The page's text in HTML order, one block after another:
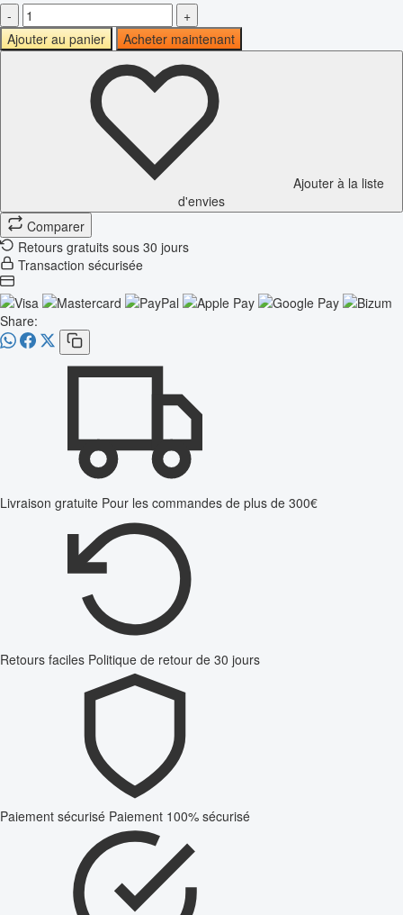
-
+
Ajouter au panier
Acheter maintenant
Ajouter à la liste
d'envies
Comparer
Retours gratuits sous 30 jours
Transaction sécurisée
Share:
Livraison gratuite Pour les commandes de plus de 300€
Retours faciles Politique de retour de 30 jours
Paiement sécurisé Paiement 100% sécurisé